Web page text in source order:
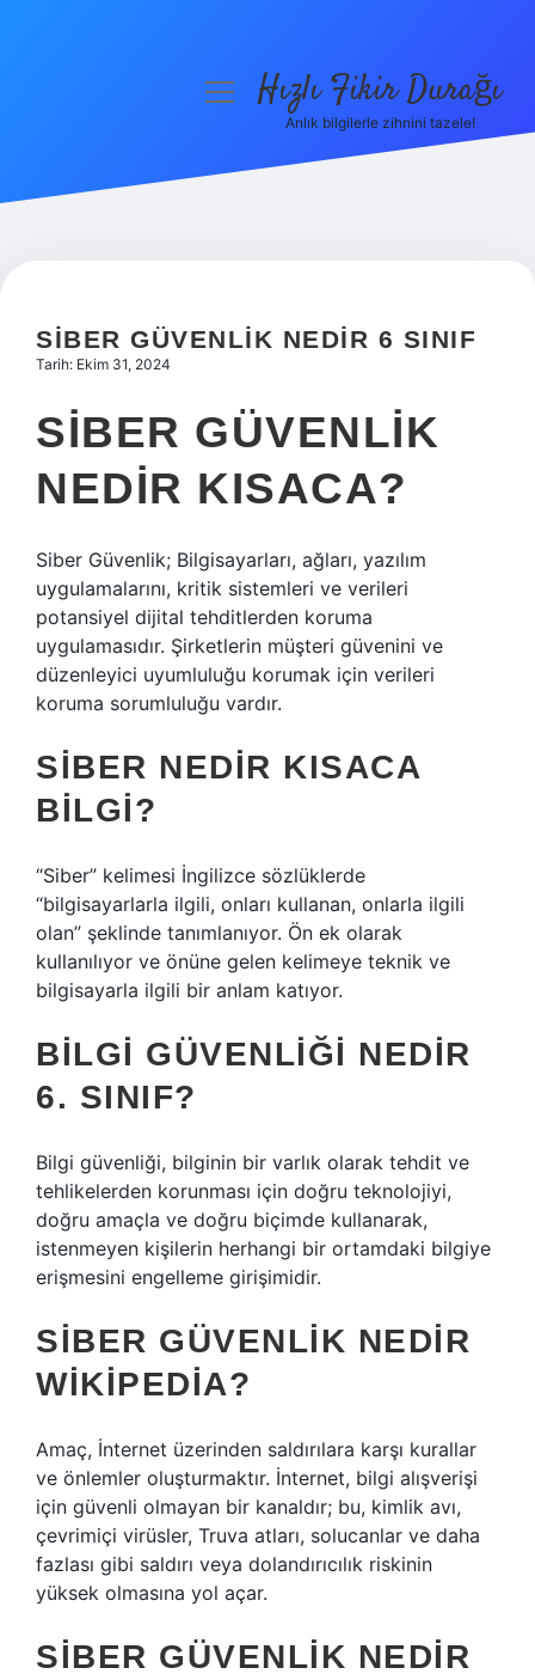
Hakkımızda
menüyüHızlı Fikir Durağı
Anlık bilgilerle zihnini tazele!
SIBER GÜVENLIK NEDIR 6 SINIF
Tarih: Ekim 31, 2024
SIBER GÜVENLIK
NEDIR KISACA?
Siber Güvenlik; Bilgisayarları, ağları, yazılım
uygulamalarını, kritik sistemleri ve verileri
potansiyel dijital tehditlerden koruma
uygulamasıdır. Şirketlerin müşteri güvenini ve
düzenleyici uyumluluğu korumak için verileri
koruma sorumluluğu vardır.
SIBER NEDIR KISACA
BILGI?
“Siber” kelimesi İngilizce sözlüklerde
“bilgisayarlarla ilgili, onları kullanan, onlarla ilgili
olan” şeklinde tanımlanıyor. Ön ek olarak
kullanılıyor ve önüne gelen kelimeye teknik ve
bilgisayarla ilgili bir anlam katıyor.
BILGI GÜVENLIĞI NEDIR
6. SINIF?
Bilgi güvenliği, bilginin bir varlık olarak tehdit ve
tehlikelerden korunması için doğru teknolojiyi,
doğru amaçla ve doğru biçimde kullanarak,
istenmeyen kişilerin herhangi bir ortamdaki bilgiye
erişmesini engelleme girişimidir.
SIBER GÜVENLIK NEDIR
WIKIPEDIA?
Amaç, İnternet üzerinden saldırılara karşı kurallar
ve önlemler oluşturmaktır. İnternet, bilgi alışverişi
için güvenli olmayan bir kanaldır; bu, kimlik avı,
çevrimiçi virüsler, Truva atları, solucanlar ve daha
fazlası gibi saldırı veya dolandırıcılık riskinin
yüksek olmasına yol açar.
SIBER GÜVENLIK NEDIR